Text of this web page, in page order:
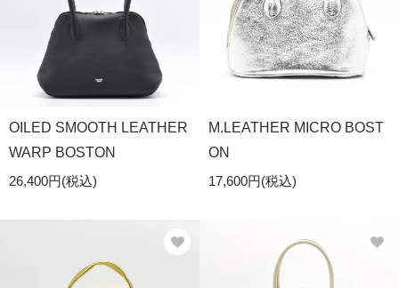
OILED SMOOTH LEATHER
WARP BOSTON
26,400円(税込)
M.LEATHER MICRO BOST
ON
17,600円(税込)